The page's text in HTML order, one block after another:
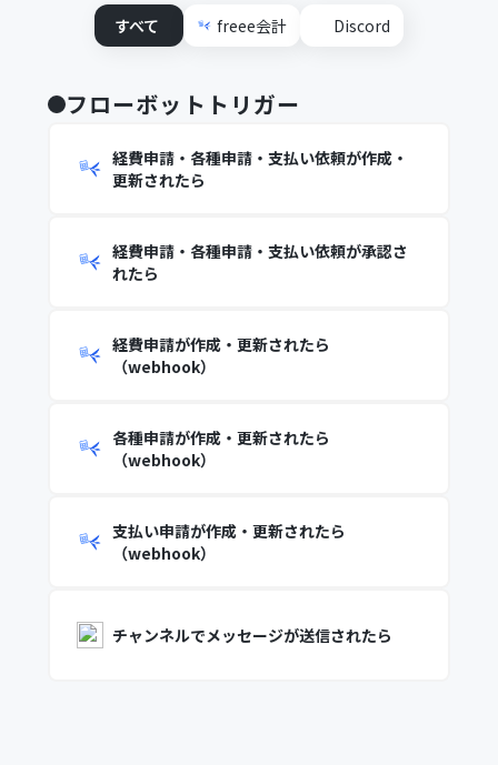
すべて freee会計 Discord
フローボットトリガー
経費申請・各種申請・支払い依頼が作成・
更新されたら
経費申請・各種申請・支払い依頼が承認さ
れたら
経費申請が作成・更新されたら
（webhook）
各種申請が作成・更新されたら
（webhook）
支払い申請が作成・更新されたら
（webhook）
チャンネルでメッセージが送信されたら